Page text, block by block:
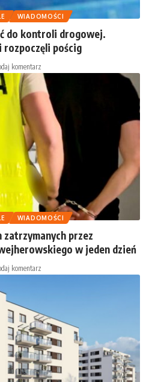
WIADOMOŚCI
do kontroli drogowej.
pościg
komentarz
WIADOMOŚCI
przez
w jeden dzień
komentarz